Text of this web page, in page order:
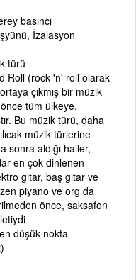
basıncı
İzalasyon
türü
Roll (rock 'n' roll olarak
çıkmış bir müzik
tüm ülkeye,
Bu müzik türü, daha
müzik türlerine
aldığı haller,
en çok dinlenen
gitar, baş gitar ve
piyano ve org da
önce, saksafon
düşük nokta